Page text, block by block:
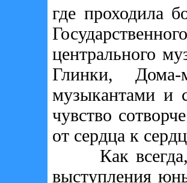
где проходила
центрального
Глинки,
музыкантами и
чувство
от сердца к
Как всегда,
выступления